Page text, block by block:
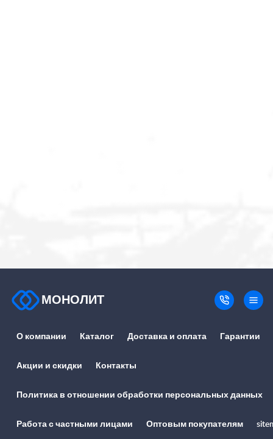
МОНОЛИТ
О компании Каталог Доставка и оплата Гарантии
Акции и скидки Контакты
Политика в отношении обработки персональных данных
Работа с частными лицами Оптовым покупателям